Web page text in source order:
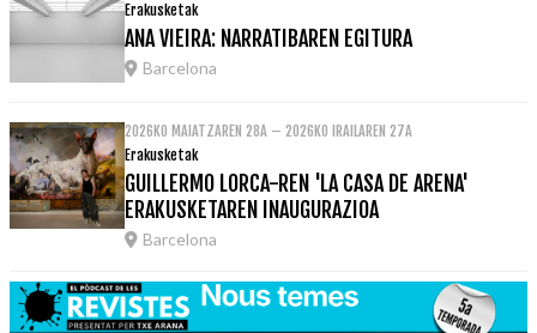
Erakusketak
ANA VIEIRA: NARRATIBAREN EGITURA
Barcelona
2026KO MAIATZAREN 28A – 2026KO IRAILAREN 27A
Erakusketak
GUILLERMO LORCA-REN 'LA CASA DE ARENA'
ERAKUSKETAREN INAUGURAZIOA
Barcelona